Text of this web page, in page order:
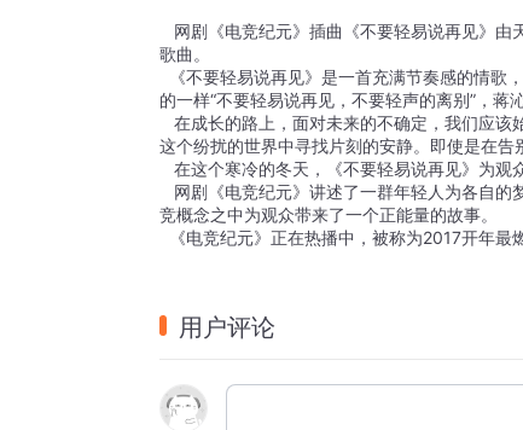
网剧《电竞纪元》插曲《不要轻易说再见》由
歌曲。
《不要轻易说再见》是一首充满节奏感的情歌
的一样“不要轻易说再见，不要轻声的离别”，蒋
在成长的路上，面对未来的不确定，我们应该
这个纷扰的世界中寻找片刻的安静。即使是在告
在这个寒冷的冬天，《不要轻易说再见》为观
网剧《电竞纪元》讲述了一群年轻人为各自的
竞概念之中为观众带来了一个正能量的故事。
《电竞纪元》正在热播中，被称为2017开年最
用户评论